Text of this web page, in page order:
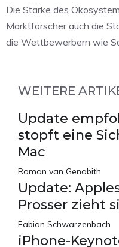
Die Stärke des
Marktforscher auch die
die Wettbewerbern wie
WEITERE
Update
stopft eine
Mac
Roman van Genabith
Update:
Prosser zieht
Fabian Schwarzenbach
iPhone-